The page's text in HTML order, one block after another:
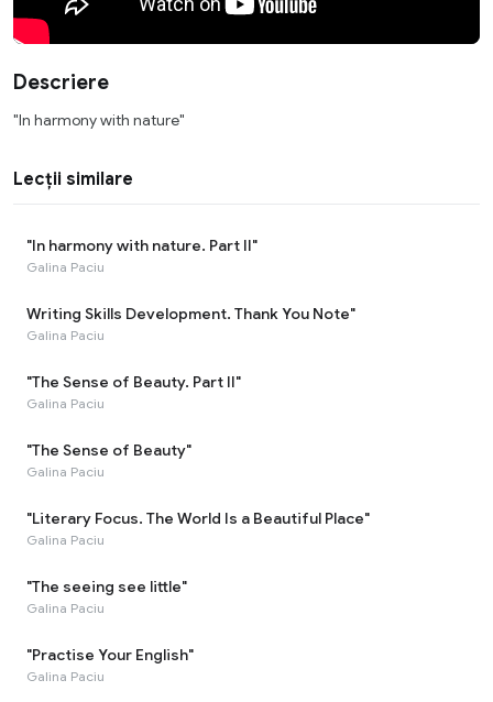
Descriere
"In harmony with nature"
Lecții similare
"In harmony with nature. Part II"
Galina Paciu
Writing Skills Development. Thank You Note"
Galina Paciu
"The Sense of Beauty. Part II"
Galina Paciu
"The Sense of Beauty"
Galina Paciu
"Literary Focus. The World Is a Beautiful Place"
Galina Paciu
"The seeing see little"
Galina Paciu
"Practise Your English"
Galina Paciu